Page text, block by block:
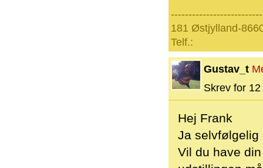
181 Østjylland-
Telf.:
Gustav_t
Skrev for
Hej Frank
Ja selvfølgelig
Vil du have